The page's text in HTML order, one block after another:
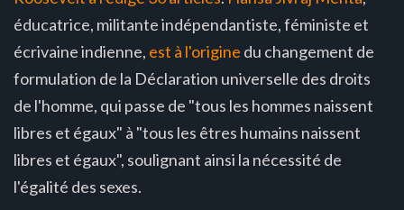
éducatrice, militante indépendantiste, féministe et
écrivaine indienne, est à l'origine du changement de
formulation de la Déclaration universelle des droits
de l'homme, qui passe de "tous les hommes naissent
libres et égaux" à "tous les êtres humains naissent
libres et égaux", soulignant ainsi la nécessité de
l'égalité des sexes.